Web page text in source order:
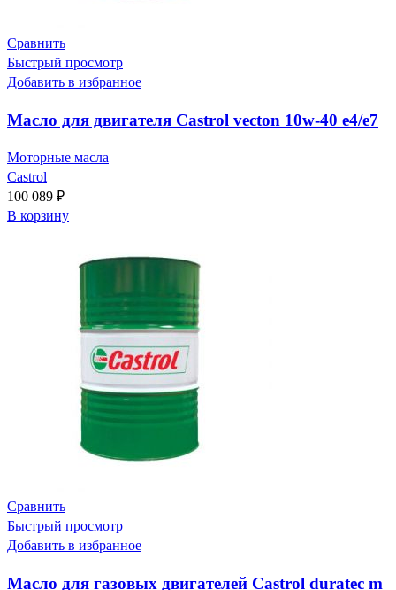
Сравнить
Быстрый просмотр
Добавить в избранное
Масло для двигателя Castrol vecton 10w-40 e4/e7
Моторные масла
Castrol
100 089 ₽
В корзину
Сравнить
Быстрый просмотр
Добавить в избранное
Масло для газовых двигателей Castrol duratec m